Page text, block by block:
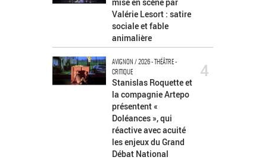
Valérie Lesort : satire
sociale et fable
animalière
AVIGNON / 2026 - THÉÂTRE -
CRITIQUE
Stanislas Roquette et
la compagnie Artepo
présentent «
Doléances », qui
réactive avec acuité
les enjeux du Grand
Débat National
4